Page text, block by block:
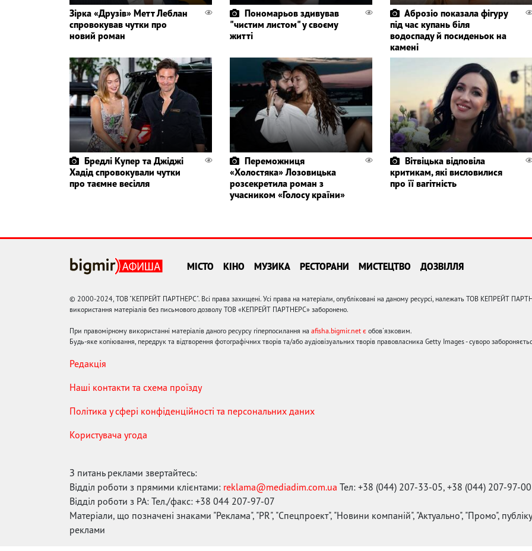
Зірка «Друзів» Метт Леблан
спровокував чутки про
новий роман
Пономарьов здивував
"чистим листом" у своєму
житті
Аброзіо показала фігуру
під час купань біля
водоспаду й посиденьок на
камені
Бредлі Купер та Джіджі
Хадід спровокували чутки
про таємне весілля
Переможниця
«Холостяка» Лозовицька
розсекретила роман з
учасником «Голосу країни»
Вітвіцька відповіла
критикам, які висловилися
про її вагітність
МІСТО КІНО МУЗИКА РЕСТОРАНИ МИСТЕЦТВО ДОЗВІЛЛЯ
© 2000-2024, ТОВ "КЕПРЕЙТ ПАРТНЕРС". Всі права захищені. Усі права на матеріали, опубліковані на даному ресурсі, належать ТОВ КЕПРЕЙТ
використання матеріалів без письмового дозволу ТОВ «КЕПРЕЙТ ПАРТНЕРС» заборонено.
При правомірному використанні матеріалів даного ресурсу гіперпосилання на afisha.bigmir.net є обов'язковим.
Будь-яке копіювання, передрук та відтворення фотографічних творів та/або аудіовізуальних творів правовласника Getty Images - суворо
Редакція
Наші контакти та схема проїзду
Політика у сфері конфіденційності та персональних даних
Користувача угода
З питань реклами звертайтесь:
Відділ роботи з прямими клієнтами: reklama@mediadim.com.ua Тел: +38 (044) 207-33-05, +38 (044) 207-97-00
Відділ роботи з РА: Тел./факс: +38 044 207-97-07
Матеріали, що позначені знаками "Реклама", "PR", "Спецпроект", "Новини компаній", "Актуально", "Промо",
реклами